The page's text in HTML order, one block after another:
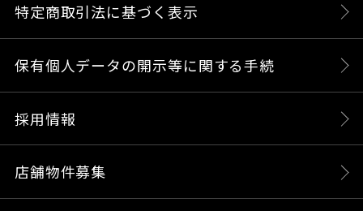
特定商取引法に基づく表示
保有個人データの開示等に関する手続
採用情報
店舗物件募集